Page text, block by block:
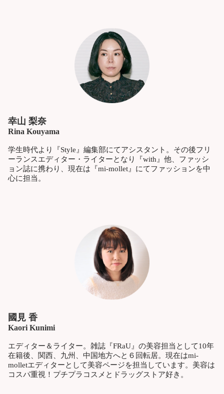
幸山 梨奈
Rina Kouyama
学生時代より『Style』編集部にてアシスタント。その後フリ
ーランスエディター・ライターとなり『with』他、ファッシ
ョン誌に携わり、現在は『mi-mollet』にてファッションを中
心に担当。
國見 香
Kaori Kunimi
エディター＆ライター。雑誌『FRaU』の美容担当として10年
在籍後、関西、九州、中国地方へと６回転居。現在はmi-
molletエディターとして美容ページを担当しています。美容は
コスパ重視！プチプラコスメとドラッグストア好き。